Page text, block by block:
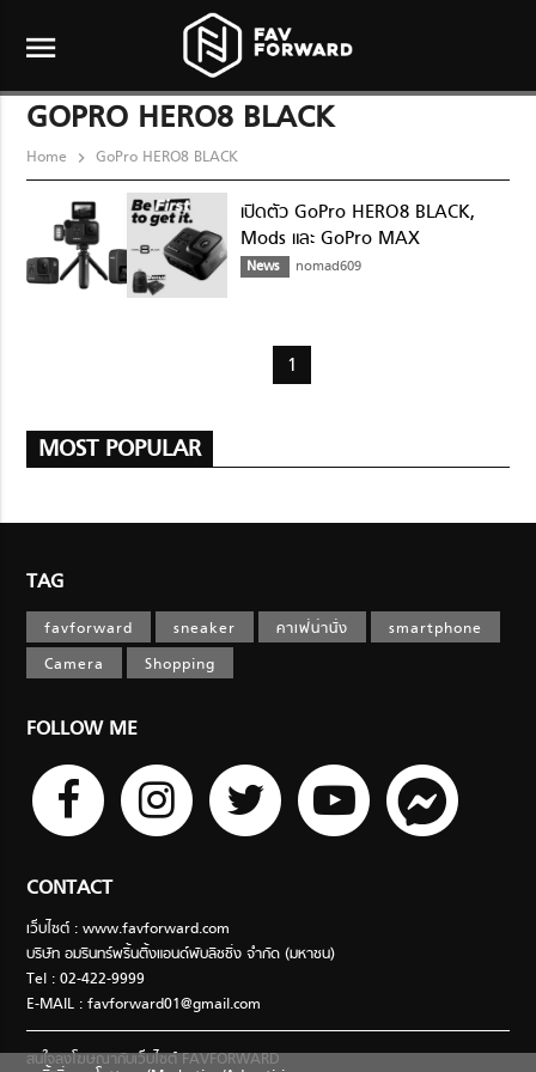
menu
GOPRO HERO8 BLACK
Home GoPro HERO8 BLACK
เปิดตัว GoPro HERO8 BLACK,
Mods และ GoPro MAX
News nomad609
1
MOST POPULAR
TAG
favforward sneaker คาเฟ่น่านั่ง
smartphone
Camera
Shopping
FOLLOW ME
CONTACT
เว็บไซต์ : www.favforward.com
บริษัท อมรินทร์พริ้นติ้งแอนด์พับลิชชิ่ง จำกัด (มหาชน)
Tel : 02-422-9999
E-MAIL :favforward01@gmail.com
สนใจลงโฆษณากับเว็บไซต์ FAVFORWARD